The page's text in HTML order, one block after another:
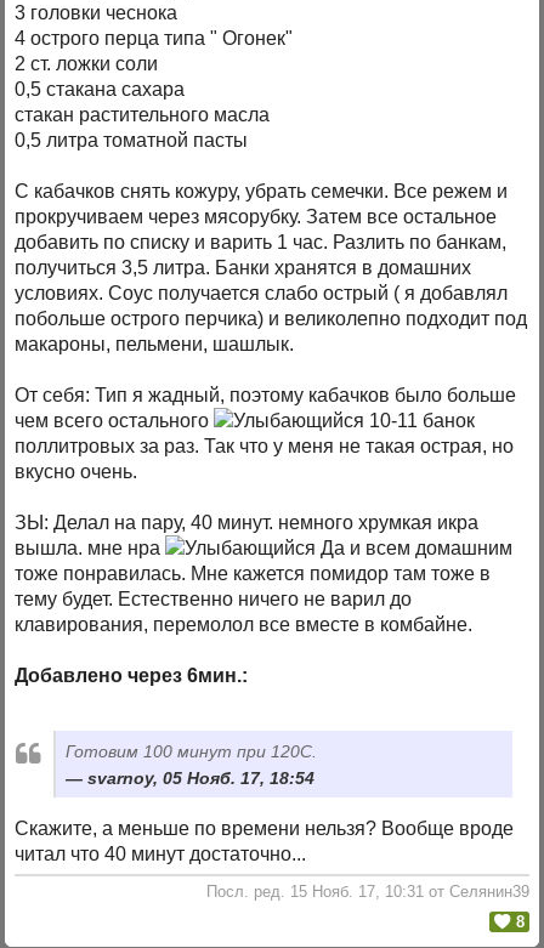
3 головки чеснока
4 острого перца типа " Огонек"
2 ст. ложки соли
0,5 стакана сахара
стакан растительного масла
0,5 литра томатной пасты
С кабачков снять кожуру, убрать семечки. Все режем и
прокручиваем через мясорубку. Затем все остальное
добавить по списку и варить 1 час. Разлить по банкам,
получиться 3,5 литра. Банки хранятся в домашних
условиях. Соус получается слабо острый ( я добавлял
побольше острого перчика) и великолепно подходит под
макароны, пельмени, шашлык.
От себя: Тип я жадный, поэтому кабачков было больше
чем всего остального
10-11 банок
поллитровых за раз. Так что у меня не такая острая, но
вкусно очень.
ЗЫ: Делал на пару, 40 минут. немного хрумкая икра
вышла. мне нра
Да и всем домашним
тоже понравилась. Мне кажется помидор там тоже в
тему будет. Естественно ничего не варил до
клавирования, перемолол все вместе в комбайне.
Добавлено через 6мин.:
Готовим 100 минут при 120С.
svarnoy, 05 Нояб. 17, 18:54
Скажите, а меньше по времени нельзя? Вообще вроде
читал что 40 минут достаточно...
Посл. ред. 15 Нояб. 17, 10:31 от Селянин39
8